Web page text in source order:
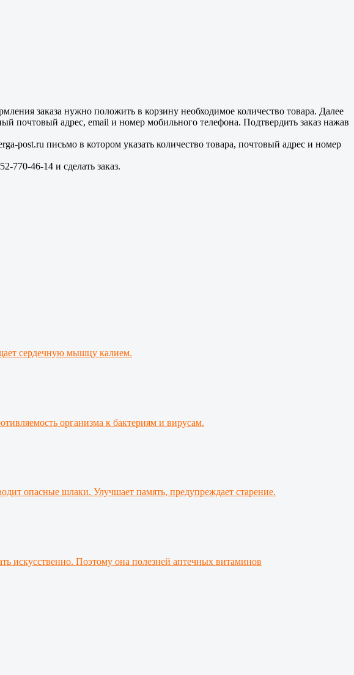
заказа нужно положить в корзину необходимое количество товара. Далее
почтовый адрес, email и номер мобильного телефона. Подтвердить заказ нажав
post.ru письмо в котором указать количество товара, почтовый адрес и номер
770-46-14 и сделать заказ.
сердечную мышцу калием.
организма к бактериям и вирусам.
опасные шлаки. Улучшает память, предупреждает старение.
искусственно. Поэтому она полезней аптечных витаминов